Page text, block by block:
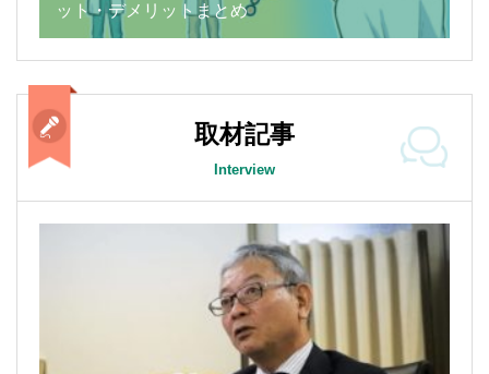
ット・デメリットまとめ
取材記事
Interview